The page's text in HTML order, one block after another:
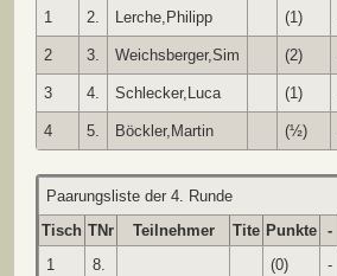
1
2. Lerche,Philipp (1)
2 3. Weichsberger,Sim (2)
3 4. Schlecker,Luca (1)
4 5. Böckler,Martin (½)
Paarungsliste der 4. Runde
Tisch TNr Teilnehmer Tite Punkte -
1
8. (0) -